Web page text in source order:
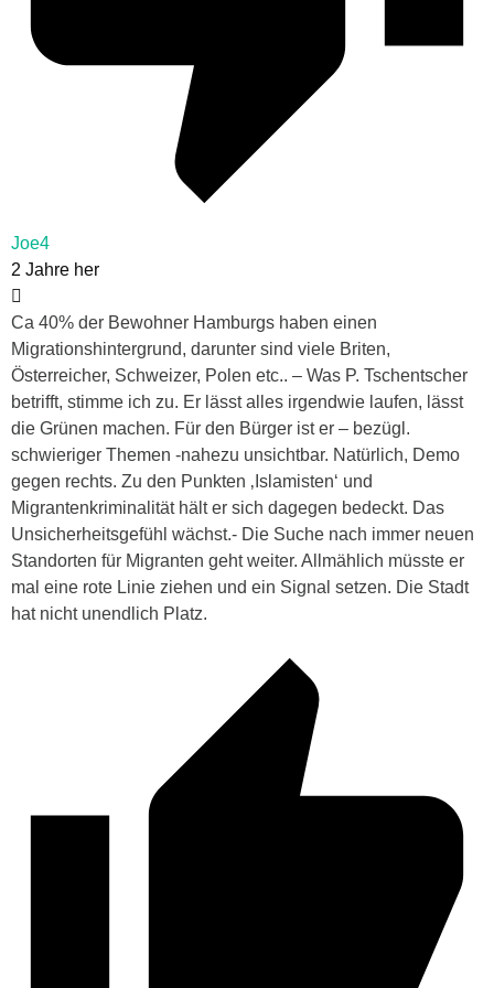
Joe4
2 Jahre her
Ca 40% der Bewohner Hamburgs haben einen
Migrationshintergrund, darunter sind viele Briten,
Österreicher, Schweizer, Polen etc.. – Was P. Tschentscher
betrifft, stimme ich zu. Er lässt alles irgendwie laufen, lässt
die Grünen machen. Für den Bürger ist er – bezügl.
schwieriger Themen -nahezu unsichtbar. Natürlich, Demo
gegen rechts. Zu den Punkten ‚Islamisten‘ und
Migrantenkriminalität hält er sich dagegen bedeckt. Das
Unsicherheitsgefühl wächst.- Die Suche nach immer neuen
Standorten für Migranten geht weiter. Allmählich müsste er
mal eine rote Linie ziehen und ein Signal setzen. Die Stadt
hat nicht unendlich Platz.